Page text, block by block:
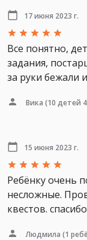
17 июня 2023 г.
Все понятно,
задания,
за руки бежали
Вика (10 детей
15 июня 2023 г.
Ребёнку очень
несложные.
квестов.
Людмила (1